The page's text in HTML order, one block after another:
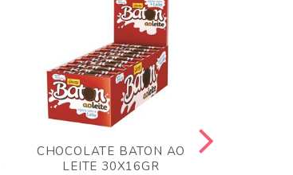
CHOCOLATE BATON AO
LEITE 30X16GR